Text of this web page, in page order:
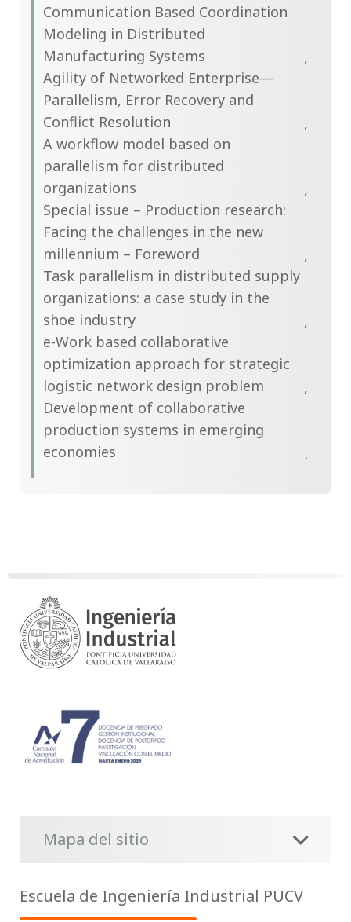
Communication Based Coordination
Modeling in Distributed
Manufacturing Systems
Agility of Networked Enterprise—
Parallelism, Error Recovery and
Conflict Resolution
A workflow model based on
parallelism for distributed
organizations
Special issue – Production research:
Facing the challenges in the new
millennium – Foreword
Task parallelism in distributed supply
organizations: a case study in the
shoe industry
e-Work based collaborative
optimization approach for strategic
logistic network design problem
Development of collaborative
production systems in emerging
economies
Mapa del sitio
Escuela de Ingeniería Industrial PUCV